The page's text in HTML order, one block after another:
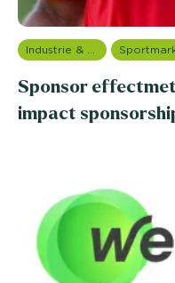
Industrie & Productie
Sponsor
impact